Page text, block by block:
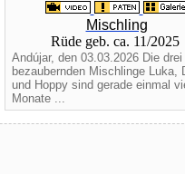
Mischling
Rüde geb. ca. 11/2025
Andújar, den 03.03.2026 Die drei
bezaubernden Mischlinge Luka,
und Hoppy sind gerade einmal
Monate ...